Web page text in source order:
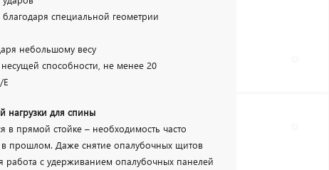
специальной геометрии
небольшому весу
способности, не менее 20
E
нагрузки для спины
в прямой стойке – необходимость часто
в прошлом. Даже снятие опалубочных щитов
работа с удерживанием опалубочных панелей